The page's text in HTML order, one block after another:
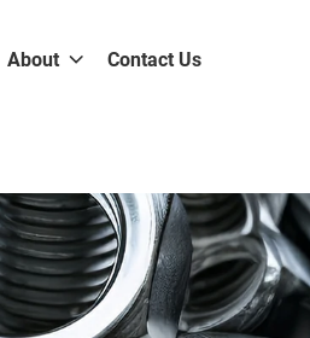
About Contact Us